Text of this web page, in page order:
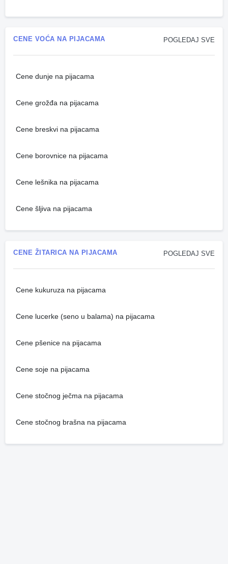
POGLEDAJ SVE
CENE VOĆA NA PIJACAMA
Cene dunje na pijacama
Cene grožđa na pijacama
Cene breskvi na pijacama
Cene borovnice na pijacama
Cene lešnika na pijacama
Cene šljiva na pijacama
POGLEDAJ SVE
CENE ŽITARICA NA PIJACAMA
Cene kukuruza na pijacama
Cene lucerke (seno u balama) na pijacama
Cene pšenice na pijacama
Cene soje na pijacama
Cene stočnog ječma na pijacama
Cene stočnog brašna na pijacama